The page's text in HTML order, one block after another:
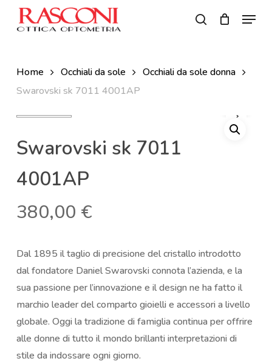
search
Menu
Home Occhiali da sole
Occhiali da sole donna
Swarovski sk 7011 4001AP
Swarovski sk 7011
4001AP
380,00 €
Dal 1895 il taglio di precisione del cristallo introdotto
dal fondatore Daniel Swarovski connota l’azienda, e la
sua passione per l’innovazione e il design ne ha fatto il
marchio leader del comparto gioielli e accessori a livello
globale. Oggi la tradizione di famiglia continua per offrire
alle donne di tutto il mondo brillanti interpretazioni di
stile da indossare ogni giorno.